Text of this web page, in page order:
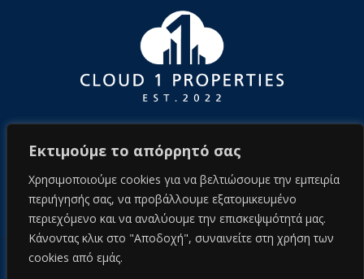
Εκτιμούμε το απόρρητό σας
Χρησιμοποιούμε cookies για να βελτιώσουμε την εμπειρία
περιήγησής σας, να προβάλλουμε εξατομικευμένο
περιεχόμενο και να αναλύουμε την επισκεψιμότητά μας.
Κάνοντας κλικ στο "Αποδοχή", συναινείτε στη χρήση των
cookies από εμάς.© 2026 cloud1properties.com